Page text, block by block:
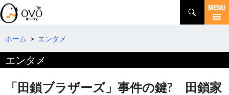
検
索
コ
テ
へ
ホーム > エンタメ
エンタメ
「田鎖ブラザーズ」事件の鍵? 田鎖家